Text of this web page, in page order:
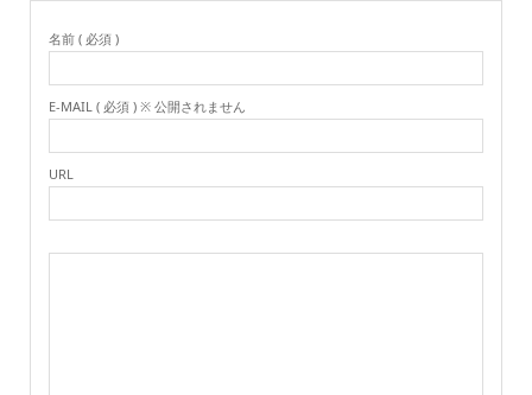
名前 ( 必須 )
E-MAIL ( 必須 ) ※ 公開されません
URL